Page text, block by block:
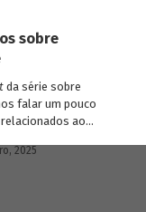
sobre
da série sobre
falar um pouco
ao
outros.
2025